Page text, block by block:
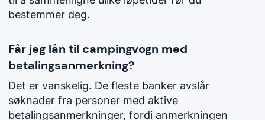
bestemmer deg.
Får jeg lån til campingvogn med
betalingsanmerkning?
Det er vanskelig. De fleste banker avslår
søknader fra personer med aktive
betalingsanmerkninger, fordi anmerkningen